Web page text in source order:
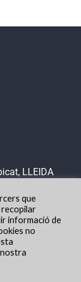
LLEIDA
que
recopilar
informació de
no